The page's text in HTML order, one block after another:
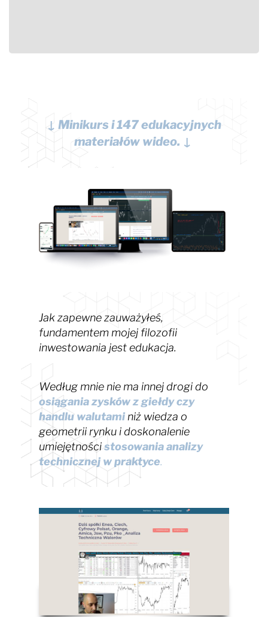
↓ Minikurs i 147 edukacyjnych
materiałów wideo. ↓
Jak zapewne zauważyłeś,
fundamentem mojej filozofii
inwestowania jest edukacja.
Według mnie nie ma innej drogi do
osiągania zysków z giełdy czy
handlu walutami niż wiedza o
geometrii rynku i doskonalenie
umiejętnościstosowania analizy
technicznej w praktyce.